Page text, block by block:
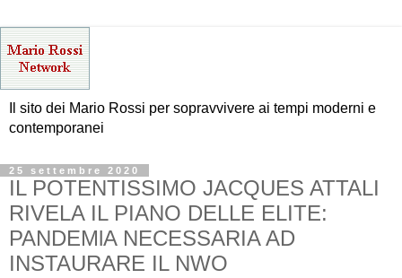
Il sito dei Mario Rossi per sopravvivere ai tempi moderni e
contemporanei
25 settembre 2020
IL POTENTISSIMO JACQUES ATTALI
RIVELA IL PIANO DELLE ELITE:
PANDEMlA NECESSARIA AD
INSTAURARE IL NWO